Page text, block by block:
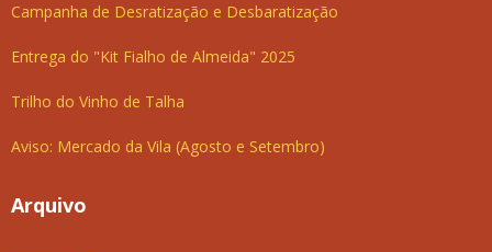
Campanha de Desratização e Desbaratização
Entrega do "Kit Fialho de Almeida" 2025
Trilho do Vinho de Talha
Aviso: Mercado da Vila (Agosto e Setembro)
Arquivo